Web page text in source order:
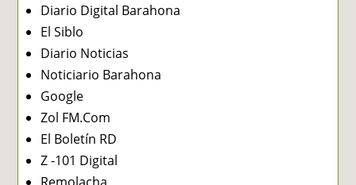
Diario Digital Barahona
El Siblo
Diario Noticias
Noticiario Barahona
Google
Zol FM.Com
El Boletín RD
Z -101 Digital